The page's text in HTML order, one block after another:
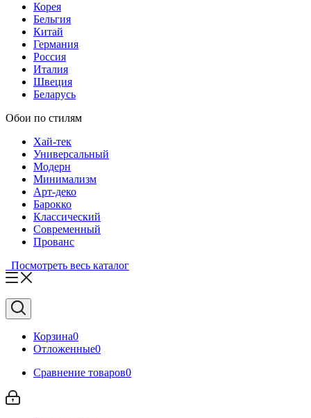
Корея
Бельгия
Китай
Германия
Россия
Италия
Швеция
Беларусь
Обои по стилям
Хай-тек
Универсальный
Модерн
Минимализм
Арт-деко
Барокко
Классический
Современный
Прованс
Посмотреть весь каталог
Корзина0
Отложенные0
Сравнение товаров0